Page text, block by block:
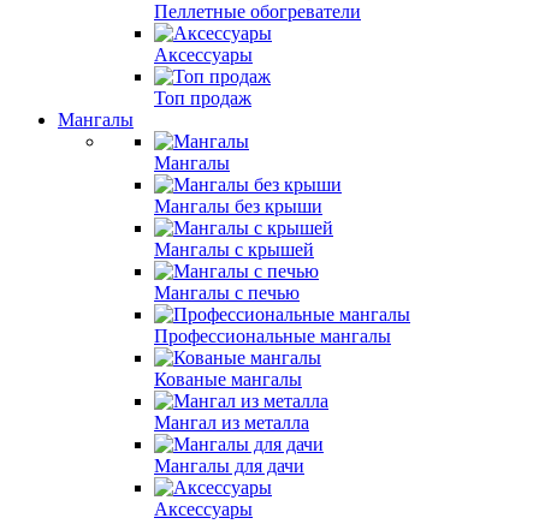
Пеллетные обогреватели
Аксессуары
Топ продаж
Мангалы
Мангалы
Мангалы без крыши
Мангалы с крышей
Мангалы с печью
Профессиональные мангалы
Кованые мангалы
Мангал из металла
Мангалы для дачи
Аксессуары